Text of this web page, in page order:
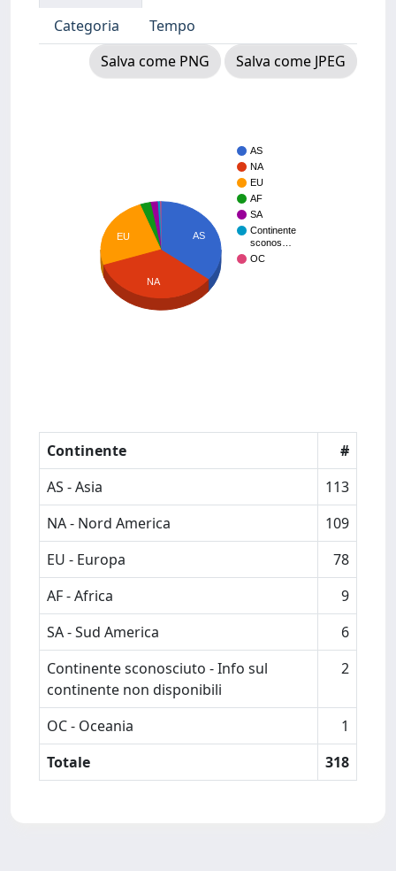
Categoria
Tempo
Salva come PNG
Salva come JPEG
AS
NA
EU
AF
SA
Continente
sconos…
OC
AS
EU
NA
Continente
#
AS - Asia
113
NA - Nord America
109
EU - Europa
78
AF - Africa
9
SA - Sud America
6
Continente sconosciuto - Info sul
continente non disponibili
2
OC - Oceania
1
Totale
318